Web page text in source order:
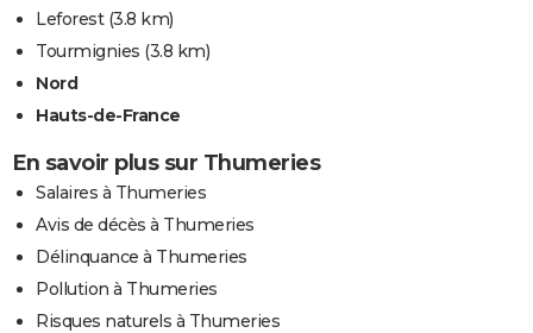
Leforest(3.8 km)
Tourmignies (3.8 km)
Nord
Hauts-de-France
En savoir plus sur Thumeries
Salaires à Thumeries
Avis de décès à Thumeries
Délinquance à Thumeries
Pollution à Thumeries
Risques naturels à Thumeries